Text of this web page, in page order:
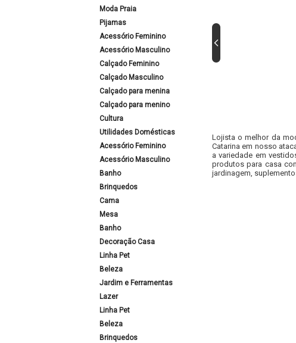
Moda Praia
Pijamas
Acessório Feminino
Acessório Masculino
Calçado Feminino
Calçado Masculino
Calçado para menina
Calçado para menino
Cultura
Utilidades Domésticas
Acessório Feminino
Acessório Masculino
Banho
Brinquedos
Cama
Mesa
Banho
Decoração Casa
Linha Pet
Beleza
Jardim e Ferramentas
Lazer
Linha Pet
Beleza
Brinquedos
Lojista o melhor da
Catarina em nosso
a variedade em
produtos para casa
jardinagem,